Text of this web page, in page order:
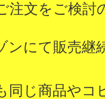
注文をご検討
ンにて販売継
同じ商品やコ